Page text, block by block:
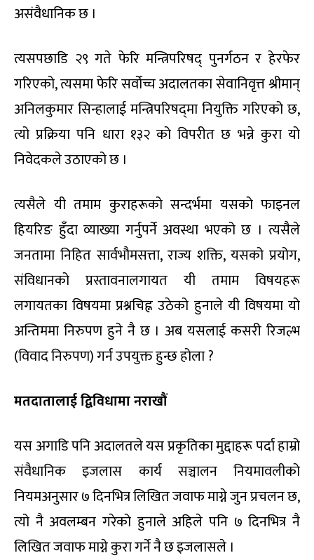
असंवैधानिक छ ।
त्यसपछाडि २९ गते फेरि मन्त्रिपरिषद् पुनर्गठन र हेरफेर
गरिएको, त्यसमा फेरि सर्वोच्च अदालतका सेवानिवृत्त श्रीमान्
अनिलकुमार सिन्हालाई मन्त्रिपरिषद्‌मा नियुक्ति गरिएको छ,
त्यो प्रक्रिया पनि धारा १३२ को विपरीत छ भन्ने कुरा यो
निवेदकले उठाएको छ ।
त्यसैले यी तमाम कुराहरूको सन्दर्भमा यसको फाइनल
हियरिङ हुँदा व्याख्या गर्नुपर्ने अवस्था भएको छ । त्यसैले
जनतामा निहित सार्वभौमसत्ता, राज्य शक्ति, यसको प्रयोग,
संविधानको प्रस्तावनालगायत यी तमाम विषयहरू
लगायतका विषयमा प्रश्नचिह्न उठेको हुनाले यी विषयमा यो
अन्तिममा निरुपण हुने नै छ । अब यसलाई कसरी रिजल्भ
(विवाद निरुपण) गर्न उपयुक्त हुन्छ होला ?
मतदातालाई द्विविधामा नराखौं
यस अगाडि पनि अदालतले यस प्रकृतिका मुद्दाहरू पर्दा हाम्रो
संवैधानिक इजलास कार्य सञ्चालन नियमावलीको
नियमअनुसार ७ दिनभित्र लिखित जवाफ माग्ने जुन प्रचलन छ,
त्यो नै अवलम्बन गरेको हुनाले अहिले पनि ७ दिनभित्र नै
लिखित जवाफ माग्ने कुरा गर्ने नै छ इजलासले ।